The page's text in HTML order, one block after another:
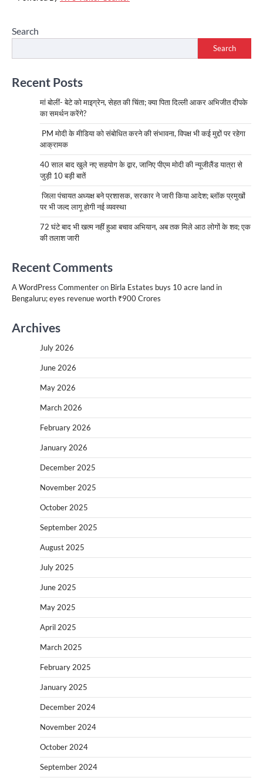
Search
Search
Recent Posts
मां बोलीं- बेटे को माइग्रेन, सेहत की चिंता; क्या पिता दिल्ली आकर अभिजीत दीपके
का समर्थन करेंगे?
PM मोदी के मीडिया को संबोधित करने की संभावना, विपक्ष भी कई मुद्दों पर रहेगा
आक्रामक
40 साल बाद खुले नए सहयोग के द्वार, जानिए पीएम मोदी की न्यूजीलैंड यात्रा से
जुड़ी 10 बड़ी बातें
जिला पंचायत अध्यक्ष बने प्रशासक, सरकार ने जारी किया आदेश; ब्लॉक प्रमुखों
पर भी जल्द लागू होगी नई व्यवस्था
72 घंटे बाद भी खत्म नहीं हुआ बचाव अभियान, अब तक मिले आठ लोगों के शव; एक
की तलाश जारी
Recent Comments
A WordPress Commenteron Birla Estates buys 10 acre land in
Bengaluru; eyes revenue worth ₹900 Crores
Archives
July 2026
June 2026
May 2026
March 2026
February 2026
January 2026
December 2025
November 2025
October 2025
September 2025
August 2025
July 2025
June 2025
May 2025
April 2025
March 2025
February 2025
January 2025
December 2024
November 2024
October 2024
September 2024